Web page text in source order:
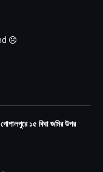
১৫ বিঘা জমির উপর